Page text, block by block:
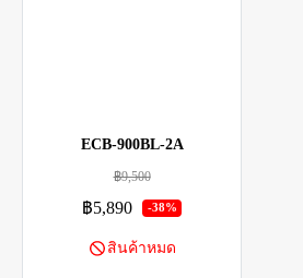
ECB-900BL-2A
฿9,500
฿5,890 -38%
สินค้าหมด